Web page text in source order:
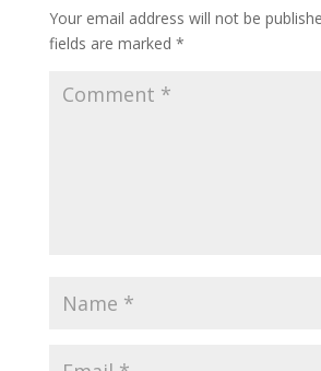
Your email address will not be
fields are marked *